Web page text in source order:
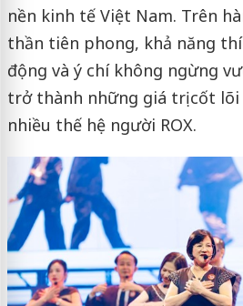
nền kinh tế Việt Nam. Trên
thần tiên phong, khả năng
động và ý chí không ngừng
trở thành những giá trị cốt lõi
nhiều thế hệ người ROX.